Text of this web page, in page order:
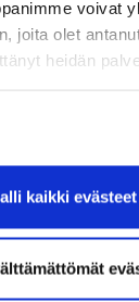
voivat
joita olet
heidän
kaikki evästeet
Hyvinkää